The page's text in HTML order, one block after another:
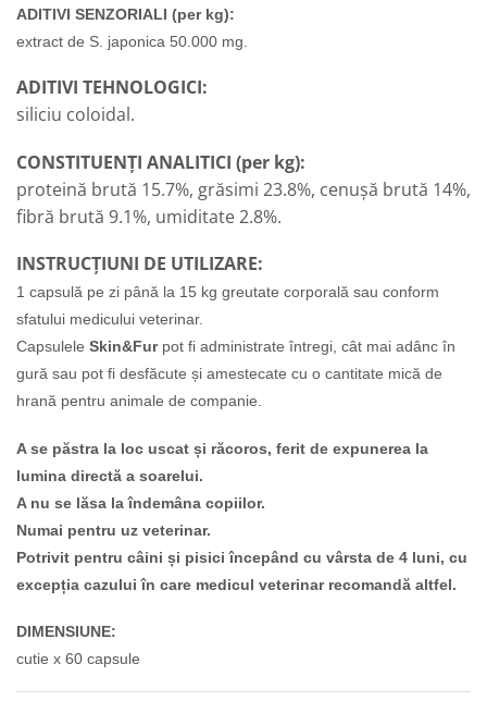
ADITIVI SENZORIALI (per kg):
extract de S. japonica 50.000 mg
ADITIVI TEHNOLOGICI:
siliciu coloidal.
CONSTITUENȚI ANALITICI (per kg):
proteină brută 15.7%, grăsimi 23.8%, cenușă brută 14%,
fibră brută 9.1%, umiditate 2.8%.
INSTRUCȚIUNI DE UTILIZARE:
1 capsulă pe zi până la 15 kg greutate corporală sau conform
sfatului medicului veterinar.
Capsulele Skin&Fur pot fi administrate întregi, cât mai adânc în
gură sau pot fi desfăcute și amestecate cu o cantitate mică de
hrană pentru animale de companie.
A se păstra la loc uscat și răcoros, ferit de expunerea la
lumina directă a soarelui.
A nu se lăsa la îndemâna copiilor.
Numai pentru uz veterinar.
Potrivit pentru câini și pisici începând cu vârsta de 4 luni, cu
excepția cazului în care medicul veterinar recomandă altfel.
DIMENSIUNE:
cutie x 60 capsule